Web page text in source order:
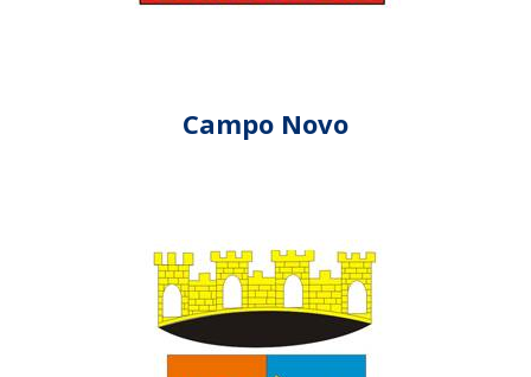
Campo Novo